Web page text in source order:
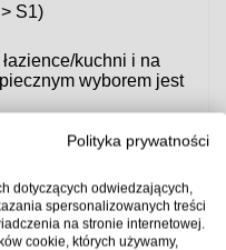
S1)
kuchni i na
wyborem jest
techniczną producenta
(gruntowanie,
proporcje wody oraz
Polityka prywatności
dotyczących odwiedzających,
spersonalizowanych treści
na stronie internetowej.
cookie, których używamy,